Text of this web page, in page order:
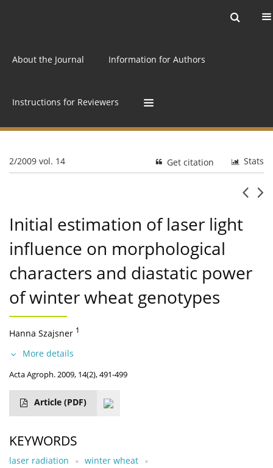
About the Journal Information for Authors
Instructions for Reviewers
2/2009 vol. 14 Stats
Get citation
Initial estimation of laser light
influence on morphological
characters and diastatic power
of winter wheat genotypes
Hanna Szajsner 1
More details
Acta Agroph. 2009, 14(2), 491-499
Article (PDF)
KEYWORDS
laser radiation
winter wheat